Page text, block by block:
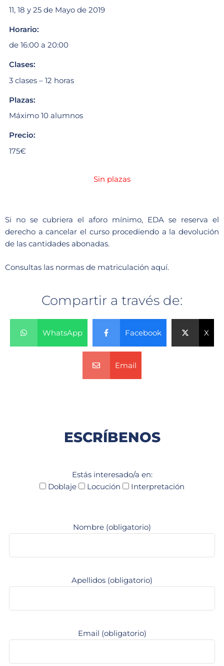
11, 18 y 25 de Mayo de 2019
Horario:
de 16:00 a 20:00
Clases:
3 clases – 12 horas
Plazas:
Máximo 10 alumnos
Precio:
175€
Sin plazas
Si no se cubriera el aforo mínimo, EDA se reserva el
derecho a cancelar el curso procediendo a la devolución
de las cantidades abonadas.
Consultas las normas de matriculación aquí.
Compartir a través de:
WhatsApp Facebook X
Email
ESCRÍBENOS
Estás interesado/a en:
Doblaje
Locución Interpretación
Nombre (obligatorio)
Apellidos (obligatorio)
Email (obligatorio)